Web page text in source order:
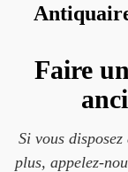
Faire
Si vous
plus, appelez-